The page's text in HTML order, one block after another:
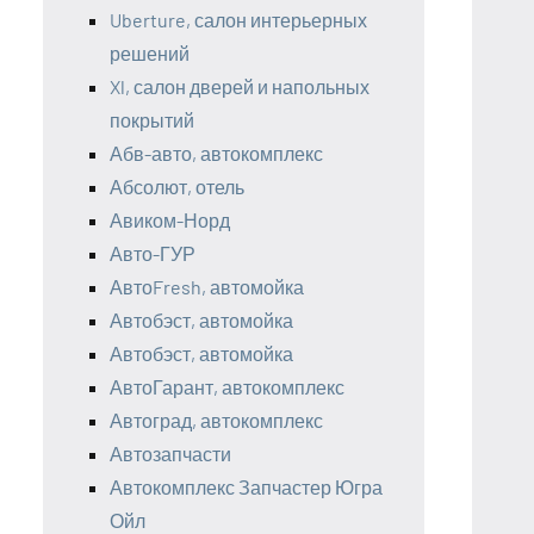
Uberture, салон интерьерных
решений
Xl, салон дверей и напольных
покрытий
Абв-авто, автокомплекс
Абсолют, отель
Авиком-Норд
Авто-ГУР
АвтоFresh, автомойка
Автобэст, автомойка
Автобэст, автомойка
АвтоГарант, автокомплекс
Автоград, автокомплекс
Автозапчасти
Автокомплекс Запчастер Югра
Ойл